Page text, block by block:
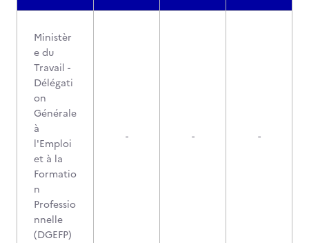
Ministèr
e du
Travail -
Délégati
on
Générale
à
l'Emploi
et à la
Formatio
n
Professio
nnelle
(DGEFP)
- - -